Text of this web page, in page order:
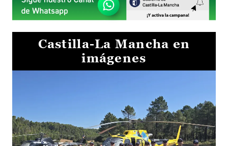
Castilla-La Mancha en
imágenes